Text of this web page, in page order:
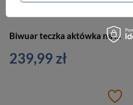
Biwuar teczka aktówka na dokumenty czarna Vip Collection AK-01
239,99 zł